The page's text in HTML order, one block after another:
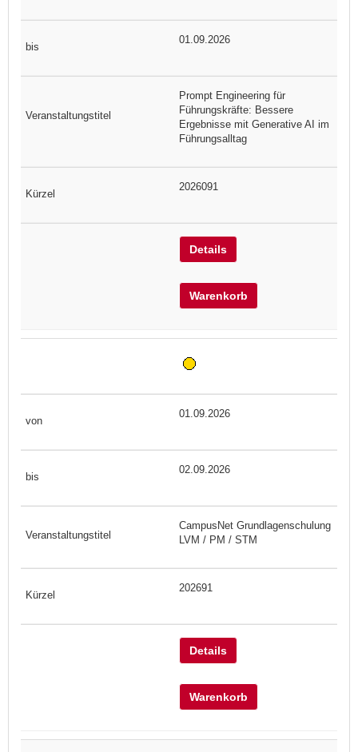
01.09.2026
Prompt Engineering für
Führungskräfte: Bessere
Ergebnisse mit Generative AI im
Führungsalltag
2026091
Details
Warenkorb
01.09.2026
02.09.2026
CampusNet Grundlagenschulung
LVM / PM / STM
202691
Details
Warenkorb